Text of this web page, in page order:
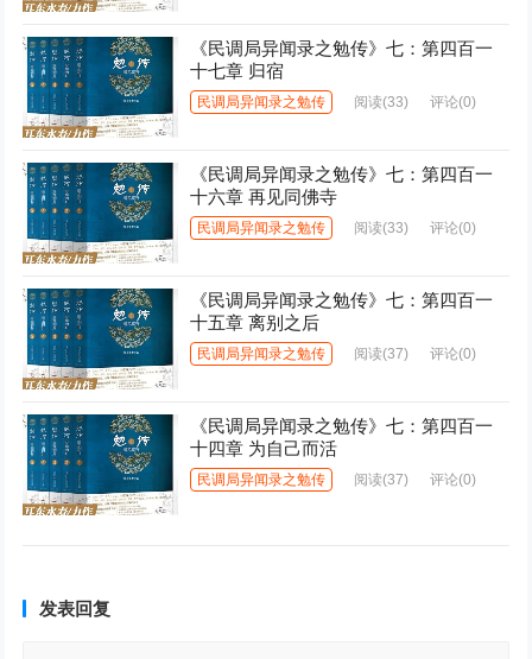
《民调局异闻录之勉传》七：第四百一
十七章 归宿
民调局异闻录之勉传 阅读(33) 评论(0)
《民调局异闻录之勉传》七：第四百一
十六章 再见同佛寺
民调局异闻录之勉传 阅读(33) 评论(0)
《民调局异闻录之勉传》七：第四百一
十五章 离别之后
民调局异闻录之勉传 阅读(37) 评论(0)
《民调局异闻录之勉传》七：第四百一
十四章 为自己而活
民调局异闻录之勉传 阅读(37) 评论(0)
发表回复